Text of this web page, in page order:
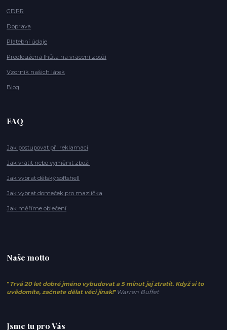
GDPR
Doprava
Platební údaje
Prodloužená lhůta na vrácení zboží
Vzorník našich látek
Blog
FAQ
Jak postupovat při reklamaci
Jak vrátit nebo vyměnit zboží
Jak vybrat dětský softshell
Jak vybrat domeček pro mazlíčka
Jak měříme oblečení
Naše motto
" Trvá 20 let dobré jméno vybudovat a 5 minut jej ztratit. Když si to
uvědomíte, začnete dělat věci jinak!" Warren Buffet
Jsme tu pro Vás